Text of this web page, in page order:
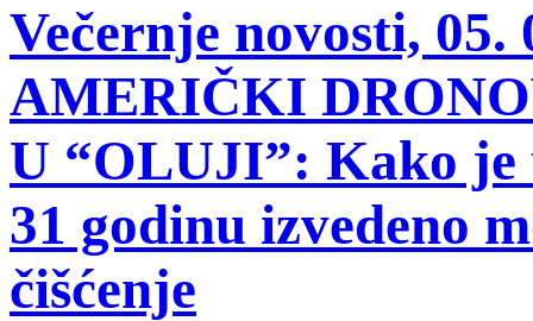
Večernje novosti,
AMERIČKI
U “OLUJI”: Kako je
31 godinu izvedeno
čišćenje